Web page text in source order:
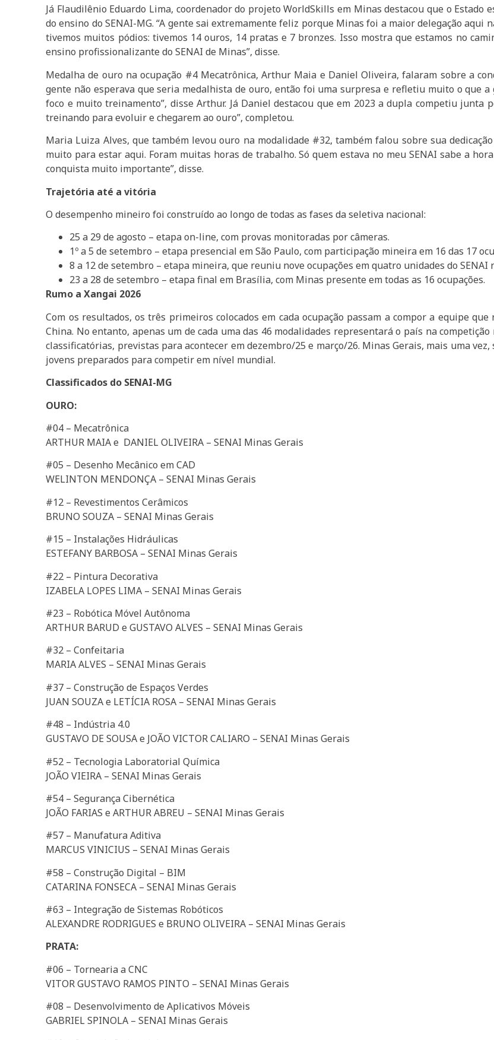
Já Flaudilênio Eduardo Lima, coordenador do projeto WorldSkills em Minas destacou que o
do ensino do SENAI-MG. “A gente sai extremamente feliz porque Minas foi a maior delegação aqui
tivemos muitos pódios: tivemos 14 ouros, 14 pratas e 7 bronzes. Isso mostra que estamos no
ensino profissionalizante do SENAI de Minas”, disse.
Medalha de ouro na ocupação #4 Mecatrônica, Arthur Maia e Daniel Oliveira, falaram sobre a
gente não esperava que seria medalhista de ouro, então foi uma surpresa e refletiu muito o que
foco e muito treinamento”, disse Arthur. Já Daniel destacou que em 2023 a dupla competiu
treinando para evoluir e chegarem ao ouro”, completou.
Maria Luiza Alves, que também levou ouro na modalidade #32, também falou sobre sua
muito para estar aqui. Foram muitas horas de trabalho. Só quem estava no meu SENAI sabe a
conquista muito importante”, disse.
Trajetória até a vitória
O desempenho mineiro foi construído ao longo de todas as fases da seletiva nacional:
25 a 29 de agosto – etapa on-line, com provas monitoradas por câmeras.
1º a 5 de setembro – etapa presencial em São Paulo, com participação mineira em 16 das 17
8 a 12 de setembro – etapa mineira, que reuniu nove ocupações em quatro unidades do SENAI
23 a 28 de setembro – etapa final em Brasília, com Minas presente em todas as 16 ocupações.
Rumo a Xangai 2026
Com os resultados, os três primeiros colocados em cada ocupação passam a compor a equipe
China. No entanto, apenas um de cada uma das 46 modalidades representará o país na
classificatórias, previstas para acontecer em dezembro/25 e março/26. Minas Gerais, mais uma
jovens preparados para competir em nível mundial.
Classificados do SENAI-MG
OURO:
#04 – Mecatrônica
ARTHUR MAIA e DANIEL OLIVEIRA – SENAI Minas Gerais
#05 – Desenho Mecânico em CAD
WELINTON MENDONÇA – SENAI Minas Gerais
#12 – Revestimentos Cerâmicos
BRUNO SOUZA – SENAI Minas Gerais
#15 – Instalações Hidráulicas
ESTEFANY BARBOSA – SENAI Minas Gerais
#22 – Pintura Decorativa
IZABELA LOPES LIMA – SENAI Minas Gerais
#23 – Robótica Móvel Autônoma
ARTHUR BARUD e GUSTAVO ALVES – SENAI Minas Gerais
#32 – Confeitaria
MARIA ALVES – SENAI Minas Gerais
#37 – Construção de Espaços Verdes
JUAN SOUZA e LETÍCIA ROSA – SENAI Minas Gerais
#48 – Indústria 4.0
GUSTAVO DE SOUSA e JOÃO VICTOR CALIARO – SENAI Minas Gerais
#52 – Tecnologia Laboratorial Química
JOÃO VIEIRA – SENAI Minas Gerais
#54 – Segurança Cibernética
JOÃO FARIAS e ARTHUR ABREU – SENAI Minas Gerais
#57 – Manufatura Aditiva
MARCUS VINICIUS – SENAI Minas Gerais
#58 – Construção Digital – BIM
CATARINA FONSECA – SENAI Minas Gerais
#63 – Integração de Sistemas Robóticos
ALEXANDRE RODRIGUES e BRUNO OLIVEIRA – SENAI Minas Gerais
PRATA:
#06 – Tornearia a CNC
VITOR GUSTAVO RAMOS PINTO – SENAI Minas Gerais
#08 – Desenvolvimento de Aplicativos Móveis
GABRIEL SPINOLA – SENAI Minas Gerais